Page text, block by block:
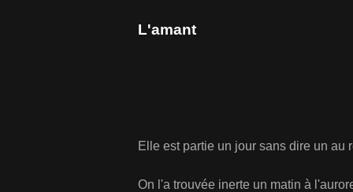
L'amant
Elle est partie un jour sans dire un au
On l'a trouvée inerte un matin à